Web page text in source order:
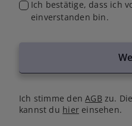
Ich bestätige, dass ich
einverstanden bin.
Ich stimme denAGB zu.
kannst du hiereinsehen.